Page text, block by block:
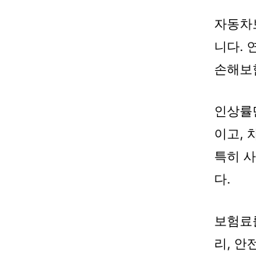
자동
니다.
손해보
인상
이고,
특히
다.
보험
리, 안